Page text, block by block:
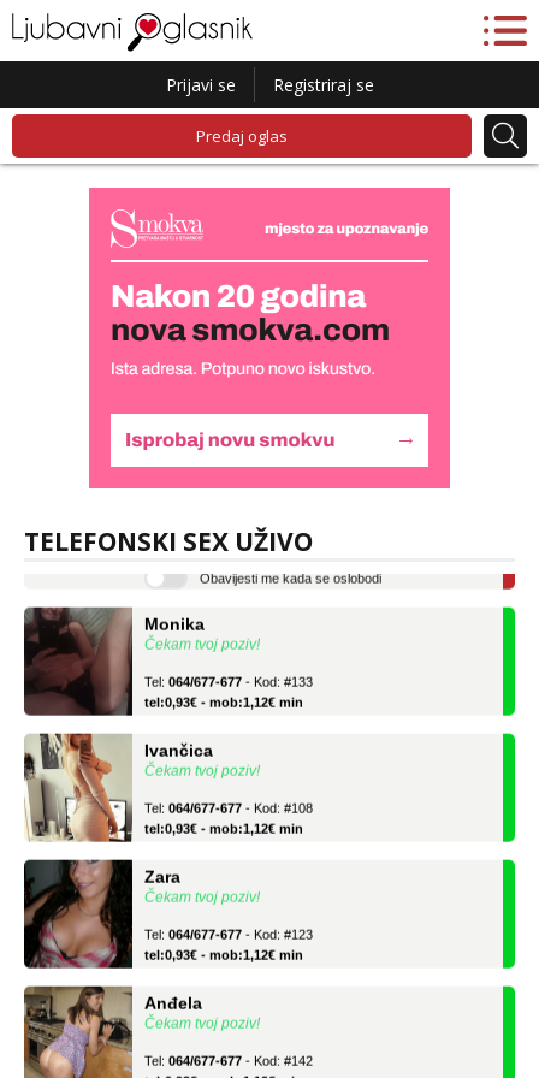
Prijavi se Registriraj se
Predaj oglas
TELEFONSKI SEX UŽIVO
Liliana
tel:0,93€ - mob:1,12€ min
Obavijesti me kada se oslobodi
Čekam tvoj poziv!
tel:0,93€ - mob:1,12€ min
Čekam tvoj poziv!
tel:0,93€ - mob:1,12€ min
Čekam tvoj poziv!
tel:0,93€ - mob:1,12€ min
Čekam tvoj poziv!
tel:0,93€ - mob:1,12€ min